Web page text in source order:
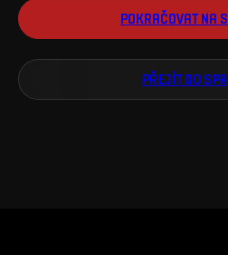
POKRAČOVAT NA
PŘEJÍT DO